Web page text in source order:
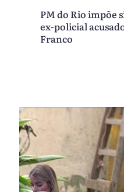
PM do Rio impõe
ex-policial
Franco